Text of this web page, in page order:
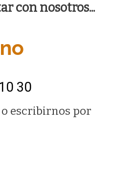
con nosotros...
30
escribirnos por